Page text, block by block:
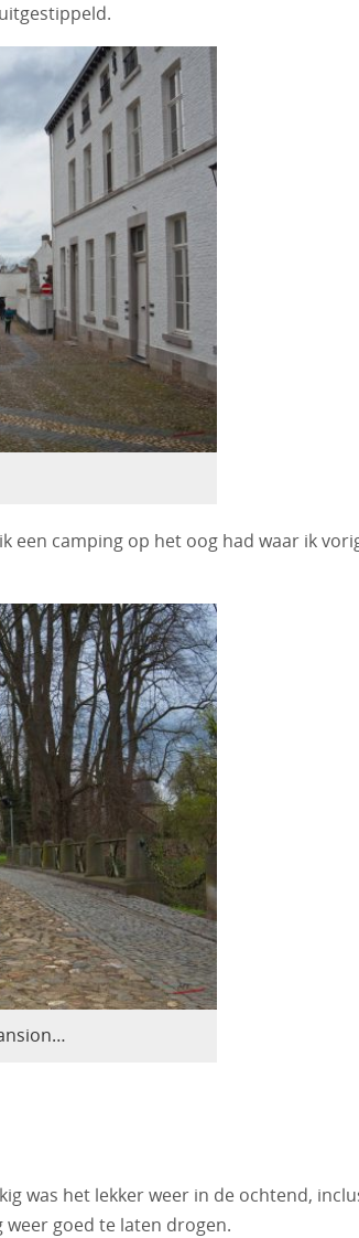
een camping op het oog had waar ik
was het lekker weer in de ochtend,
goed te laten drogen.